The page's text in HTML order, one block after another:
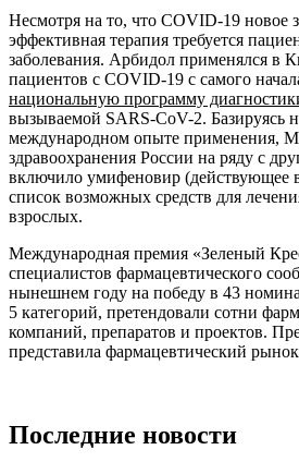
Несмотря на то, что COVID-19 новое
эффективная терапия требуется
заболевания. Арбидол применялся в
пациентов с COVID-19 с самого
национальную программу
вызываемой SARS-CoV-2. Базируясь
международном опыте применения,
здравоохранения России на ряду с
включило умифеновир (действующее
список возможных средств для
взрослых.
Международная премия «Зеленый
специалистов фармацевтического
нынешнем году на победу в 43
5 категорий, претендовали сотни
компаний, препаратов и проектов.
представила фармацевтический
Последние новости